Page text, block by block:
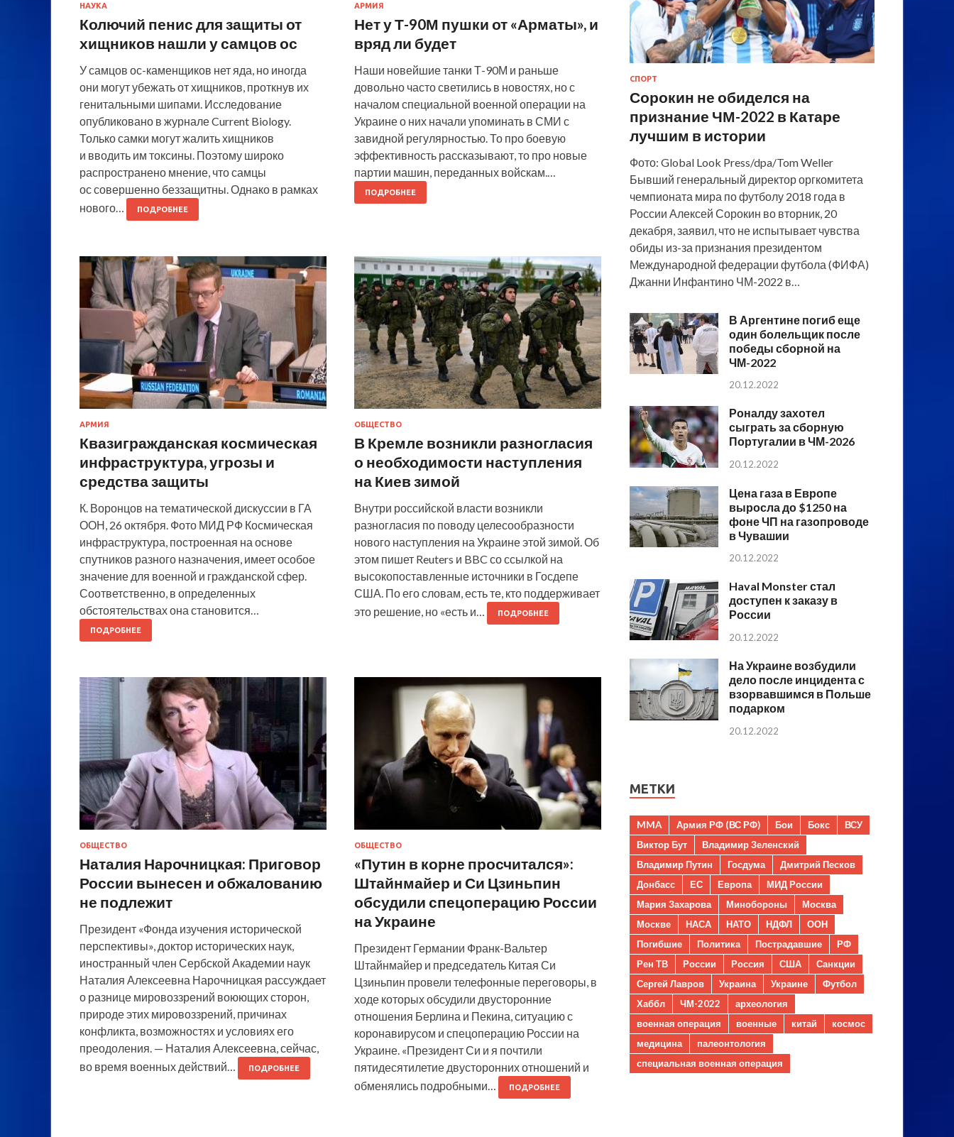
НАУКА
Колючий пенис для защиты от
хищников нашли у самцов ос
У самцов ос-каменщиков нет яда, но иногда
они могут убежать от хищников, проткнув их
генитальными шипами. Исследование
опубликовано в журнале Current Biology.
Только самки могут жалить хищников
и вводить им токсины. Поэтому широко
распространено мнение, что самцы
ос совершенно беззащитны. Однако в рамках
нового…
ПОДРОБНЕЕ
АРМИЯ
Нет у Т-90М пушки от «Арматы», и
вряд ли будет
Наши новейшие танки Т-90М и раньше
довольно часто светились в новостях, но с
началом специальной военной операции на
Украине о них начали упоминать в СМИ с
завидной регулярностью. То про боевую
эффективность рассказывают, то про новые
партии машин, переданных войскам.…
ПОДРОБНЕЕ
АРМИЯ
Квазигражданская космическая
инфраструктура, угрозы и
средства защиты
К. Воронцов на тематической дискуссии в ГА
ООН, 26 октября. Фото МИД РФ Космическая
инфраструктура, построенная на основе
спутников разного назначения, имеет особое
значение для военной и гражданской сфер.
Соответственно, в определенных
обстоятельствах она становится…
ПОДРОБНЕЕ
ОБЩЕСТВО
В Кремле возникли разногласия
о необходимости наступления
на Киев зимой
Внутри российской власти возникли
разногласия по поводу целесообразности
нового наступления на Украине этой зимой. Об
этом пишет Reuters и BBC со ссылкой на
высокопоставленные источники в Госдепе
США. По его словам, есть те, кто поддерживает
это решение, но «есть и…
ПОДРОБНЕЕ
ОБЩЕСТВО
Наталия Нарочницкая: Приговор
России вынесен и обжалованию
не подлежит
Президент «Фонда изучения исторической
перспективы», доктор исторических наук,
иностранный член Сербской Академии наук
Наталия Алексеевна Нарочницкая рассуждает
о разнице мировоззрений воюющих сторон,
природе этих мировоззрений, причинах
конфликта, возможностях и условиях его
преодоления. — Наталия Алексеевна, сейчас,
во время военных действий…
ПОДРОБНЕЕ
ОБЩЕСТВО
«Путин в корне просчитался»:
Штайнмайер и Си Цзиньпин
обсудили спецоперацию России
на Украине
Президент Германии Франк-Вальтер
Штайнмайер и председатель Китая Си
Цзиньпин провели телефонные переговоры, в
ходе которых обсудили двусторонние
отношения Берлина и Пекина, ситуацию с
коронавирусом и спецоперацию России на
Украине. «Президент Си и я почтили
пятидесятилетие двусторонних отношений и
обменялись подробными…
ПОДРОБНЕЕ
СПОРТ
Сорокин не обиделся на
признание ЧМ-2022 в Катаре
лучшим в истории
Фото: Global Look Press/dpa/Tom Weller
Бывший генеральный директор оргкомитета
чемпионата мира по футболу 2018 года в
России Алексей Сорокин во вторник, 20
декабря, заявил, что не испытывает чувства
обиды из-за признания президентом
Международной федерации футбола (ФИФА)
Джанни Инфантино ЧМ-2022 в…
В Аргентине погиб еще
один болельщик после
победы сборной на
ЧМ-2022
20.12.2022
Роналду захотел
сыграть за сборную
Португалии в ЧМ-2026
20.12.2022
Цена газа в Европе
выросла до $1250 на
фоне ЧП на газопроводе
в Чувашии
20.12.2022
Haval Monster стал
доступен к заказу в
России
20.12.2022
На Украине возбудили
дело после инцидента с
взорвавшимся в Польше
подарком
20.12.2022
МЕТКИ
MMA Армия РФ (ВС РФ) Бои Бокс
ВСУ
Виктор Бут
Владимир Зеленский
Владимир Путин
Госдума
Дмитрий Песков
Донбасс
ЕС Европа
МИД России
Мария Захарова
Минобороны
Москва
Москве
НАСА НАТО НДФЛ
ООН
Погибшие
Политика Пострадавшие
РФ
Рен ТВ
России Россия США
Санкции
Сергей Лавров
Украина Украине
Футбол
Хаббл
ЧМ-2022
археология
военная операция
военные китай
космос
медицина
палеонтология
специальная военная операция